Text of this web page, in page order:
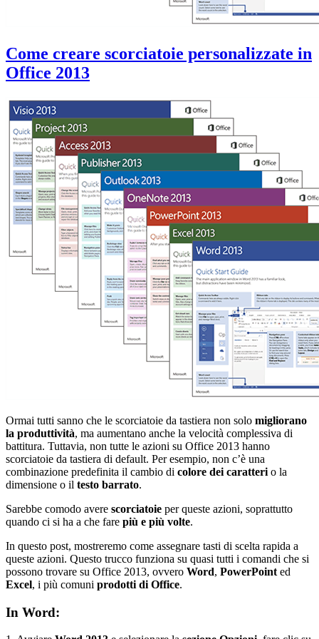
Come creare scorciatoie personalizzate in
Office 2013
Ormai tutti sanno che le scorciatoie da tastiera non solo migliorano
la produttività, ma aumentano anche la velocità complessiva di
battitura. Tuttavia, non tutte le azioni su Office 2013 hanno
scorciatoie da tastiera di default. Per esempio, non c’è una
combinazione predefinita il cambio di colore dei caratteri o la
dimensione o il testo barrato.
Sarebbe comodo avere scorciatoie per queste azioni, soprattutto
quando ci si ha a che fare più e più volte.
In questo post, mostreremo come assegnare tasti di scelta rapida a
queste azioni. Questo trucco funziona su quasi tutti i comandi che si
possono trovare su Office 2013, ovvero Word, PowerPoint ed
Excel, i più comuni prodotti di Office.
In Word: